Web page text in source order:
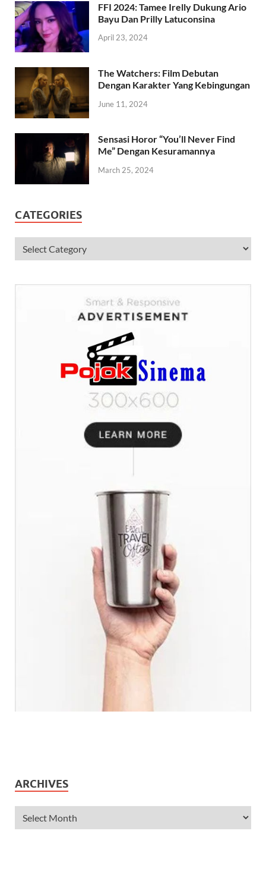
FFI 2024: Tamee Irelly Dukung Ario
Bayu Dan Prilly Latuconsina
April 23, 2024
The Watchers: Film Debutan
Dengan Karakter Yang Kebingungan
June 11, 2024
Sensasi Horor “You’ll Never Find
Me” Dengan Kesuramannya
March 25, 2024
CATEGORIES
ARCHIVES